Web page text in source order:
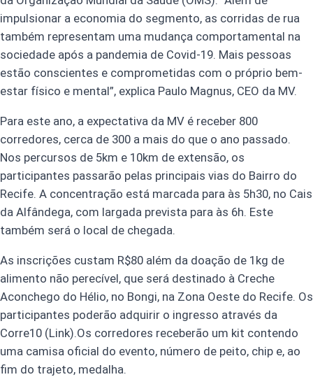
impulsionar a economia do segmento, as corridas de rua
também representam uma mudança comportamental na
sociedade após a pandemia de Covid-19. Mais pessoas
estão conscientes e comprometidas com o próprio bem-
estar físico e mental”, explica Paulo Magnus, CEO da MV.
Para este ano, a expectativa da MV é receber 800
corredores, cerca de 300 a mais do que o ano passado.
Nos percursos de 5km e 10km de extensão, os
participantes passarão pelas principais vias do Bairro do
Recife. A concentração está marcada para às 5h30, no Cais
da Alfândega, com largada prevista para às 6h. Este
também será o local de chegada.
As inscrições custam R$80 além da doação de 1kg de
alimento não perecível, que será destinado à Creche
Aconchego do Hélio, no Bongi, na Zona Oeste do Recife. Os
participantes poderão adquirir o ingresso através da
Corre10 (Link).Os corredores receberão um kit contendo
uma camisa oficial do evento, número de peito, chip e, ao
fim do trajeto, medalha.